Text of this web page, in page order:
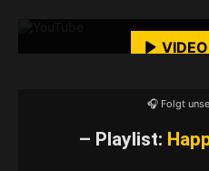
🎧 Folgt
– Playlist: